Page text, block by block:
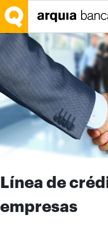
Saltar al contenido principal
Línea de
empresas